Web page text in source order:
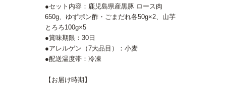
●セット内容：鹿児島県産黒豚 ロース肉
650g、ゆずポン酢・ごまだれ各50g×2、山芋
とろろ100g×5
●賞味期限：30日
●アレルゲン（7大品目）：小麦
●配送温度帯：冷凍
【お届け時期】